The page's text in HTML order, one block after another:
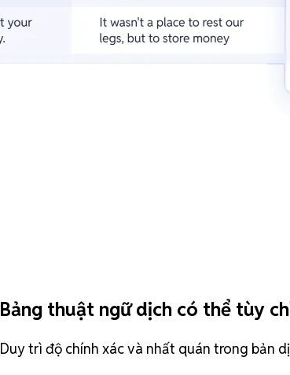
Bảng thuật ngữ dịch có thể tùy
Duy trì độ chính xác và nhất quán trong bản